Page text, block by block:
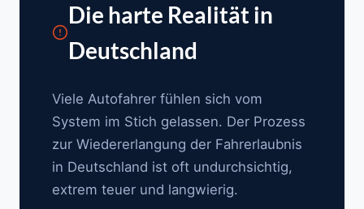
Die harte Realität in
Deutschland
Viele Autofahrer fühlen sich vom
System im Stich gelassen. Der Prozess
zur Wiedererlangung der Fahrerlaubnis
in Deutschland ist oft undurchsichtig,
extrem teuer und langwierig.